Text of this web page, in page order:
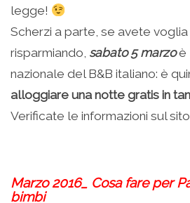
legge!
Scherzi a parte, se avete
risparmiando, sabato 5 marzo è
nazionale del B&B italiano: è
alloggiare una notte gratis in
Verificate le informazioni sul
Marzo 2016_ Cosa fare per
bimbi